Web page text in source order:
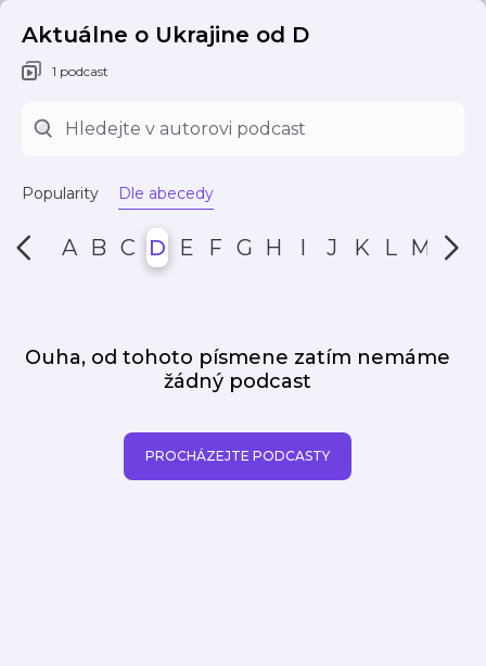
Aktuálne o Ukrajine od D
1 podcast
Popularity Dle abecedy
A B C D E F G H I J K L M N
Ouha, od tohoto písmene zatím nemáme
žádný podcast
PROCHÁZEJTE PODCASTY